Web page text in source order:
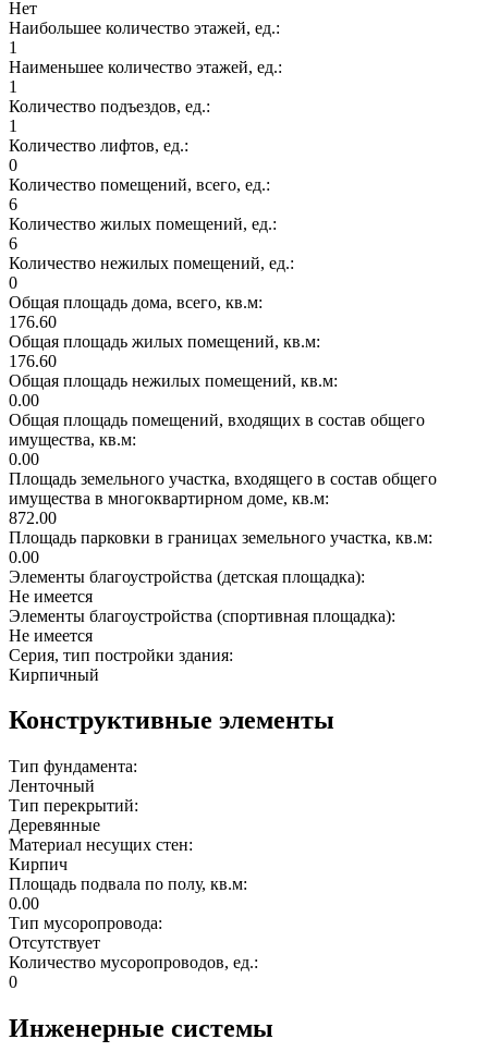
Нет
Наибольшее количество этажей, ед.:
1
Наименьшее количество этажей, ед.:
1
Количество подъездов, ед.:
1
Количество лифтов, ед.:
0
Количество помещений, всего, ед.:
6
Количество жилых помещений, ед.:
6
Количество нежилых помещений, ед.:
0
Общая площадь дома, всего, кв.м:
176.60
Общая площадь жилых помещений, кв.м:
176.60
Общая площадь нежилых помещений, кв.м:
0.00
Общая площадь помещений, входящих в состав общего
имущества, кв.м:
0.00
Площадь земельного участка, входящего в состав общего
имущества в многоквартирном доме, кв.м:
872.00
Площадь парковки в границах земельного участка, кв.м:
0.00
Элементы благоустройства (детская площадка):
Не имеется
Элементы благоустройства (спортивная площадка):
Не имеется
Серия, тип постройки здания:
Кирпичный
Конструктивные элементы
Тип фундамента:
Ленточный
Тип перекрытий:
Деревянные
Материал несущих стен:
Кирпич
Площадь подвала по полу, кв.м:
0.00
Тип мусоропровода:
Отсутствует
Количество мусоропроводов, ед.:
0
Инженерные системы